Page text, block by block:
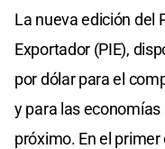
La nueva edición del
Exportador (PIE),
por dólar para el
y para las
próximo. En el